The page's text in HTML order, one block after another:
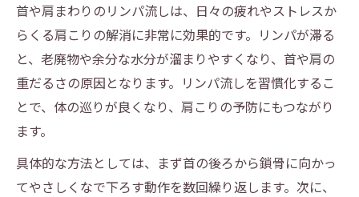
首や肩まわりのリンパ流しは、日々の疲れやストレスか
らくる肩こりの解消に非常に効果的です。リンパが滞る
と、老廃物や余分な水分が溜まりやすくなり、首や肩の
重だるさの原因となります。リンパ流しを習慣化するこ
とで、体の巡りが良くなり、肩こりの予防にもつながり
ます。
具体的な方法としては、まず首の後ろから鎖骨に向かっ
てやさしくなで下ろす動作を数回繰り返します。次に、